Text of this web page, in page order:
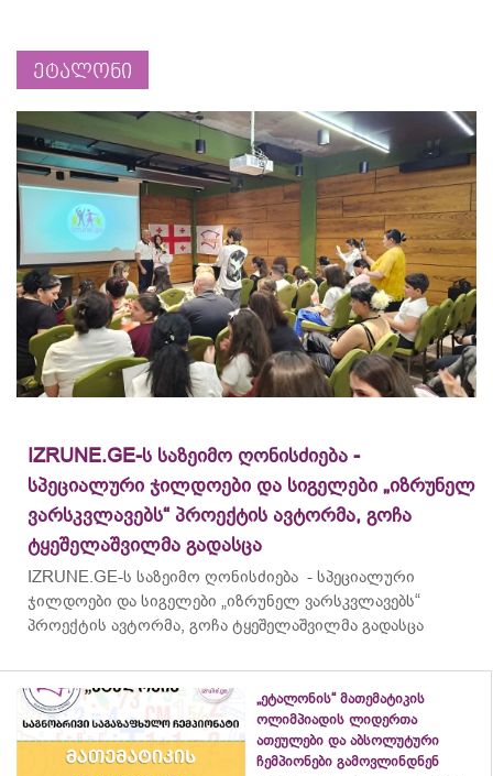
ეტალონი
IZRUNE.GE-ს საზეიმო ღონისძიება -
სპეციალური ჯილდოები და სიგელები „იზრუნელ
ვარსკვლავებს“ პროექტის ავტორმა, გოჩა
ტყეშელაშვილმა გადასცა
IZRUNE.GE-ს საზეიმო ღონისძიება - სპეციალური
ჯილდოები და სიგელები „იზრუნელ ვარსკვლავებს“
პროექტის ავტორმა, გოჩა ტყეშელაშვილმა გადასცა
„ეტალონის“ მათემატიკის
ოლიმპიადის ლიდერთა
ათეულები და აბსოლუტური
ჩემპიონები გამოვლინდნენ